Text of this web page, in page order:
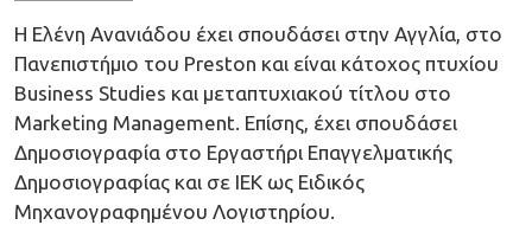
Η Ελένη Ανανιάδου έχει σπουδάσει στην Αγγλία, στο
Πανεπιστήμιο του Preston και είναι κάτοχος πτυχίου
Business Studies και μεταπτυχιακού τίτλου στο
Marketing Management. Επίσης, έχει σπουδάσει
Δημοσιογραφία στο Εργαστήρι Επαγγελματικής
Δημοσιογραφίας και σε ΙΕΚ ως Ειδικός
Μηχανογραφημένου Λογιστηρίου.